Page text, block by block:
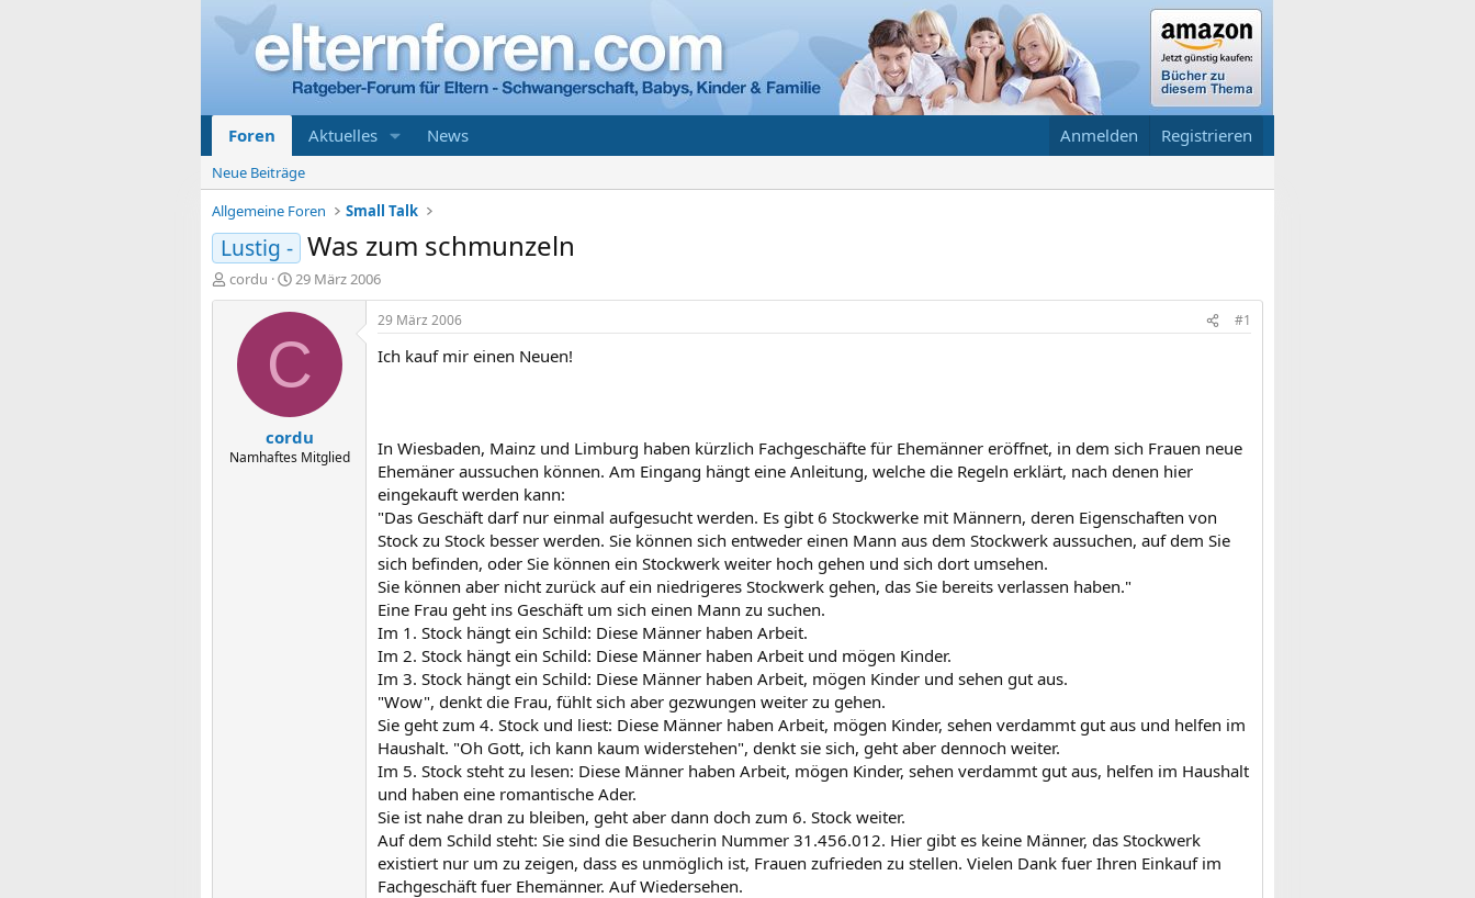
Foren Aktuelles News Anmelden Registrieren
Neue Beiträge
Allgemeine Foren
Small Talk
Lustig - Was zum schmunzeln
E
r
cordu
E
r
s
t
e
l
t
a
m
29 März 2006
C
cordu
Namhaftes Mitglied
29 März 2006 #1
Ich kauf mir einen Neuen!
In Wiesbaden, Mainz und Limburg haben kürzlich Fachgeschäfte für Ehemänner eröffnet, in dem sich Frauen neue
Ehemäner aussuchen können. Am Eingang hängt eine Anleitung, welche die Regeln erklärt, nach denen hier
eingekauft werden kann:
"Das Geschäft darf nur einmal aufgesucht werden. Es gibt 6 Stockwerke mit Männern, deren Eigenschaften von
Stock zu Stock besser werden. Sie können sich entweder einen Mann aus dem Stockwerk aussuchen, auf dem Sie
sich befinden, oder Sie können ein Stockwerk weiter hoch gehen und sich dort umsehen.
Sie können aber nicht zurück auf ein niedrigeres Stockwerk gehen, das Sie bereits verlassen haben."
Eine Frau geht ins Geschäft um sich einen Mann zu suchen.
Im 1. Stock hängt ein Schild: Diese Männer haben Arbeit.
Im 2. Stock hängt ein Schild: Diese Männer haben Arbeit und mögen Kinder.
Im 3. Stock hängt ein Schild: Diese Männer haben Arbeit, mögen Kinder und sehen gut aus.
"Wow", denkt die Frau, fühlt sich aber gezwungen weiter zu gehen.
Sie geht zum 4. Stock und liest: Diese Männer haben Arbeit, mögen Kinder, sehen verdammt gut aus und helfen im
Haushalt. "Oh Gott, ich kann kaum widerstehen", denkt sie sich, geht aber dennoch weiter.
Im 5. Stock steht zu lesen: Diese Männer haben Arbeit, mögen Kinder, sehen verdammt gut aus, helfen im Haushalt
und haben eine romantische Ader.
Sie ist nahe dran zu bleiben, geht aber dann doch zum 6. Stock weiter.
Auf dem Schild steht: Sie sind die Besucherin Nummer 31.456.012. Hier gibt es keine Männer, das Stockwerk
existiert nur um zu zeigen, dass es unmöglich ist, Frauen zufrieden zu stellen. Vielen Dank fuer Ihren Einkauf im
Fachgeschäft fuer Ehemänner. Auf Wiedersehen.